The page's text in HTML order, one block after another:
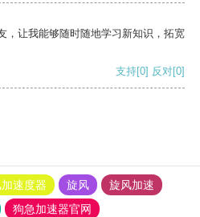
，让我能够随时随地学习新知识，拓宽
支持[0] 反对[0]
速度器 旋风
旋风加速
狗急加速器官网